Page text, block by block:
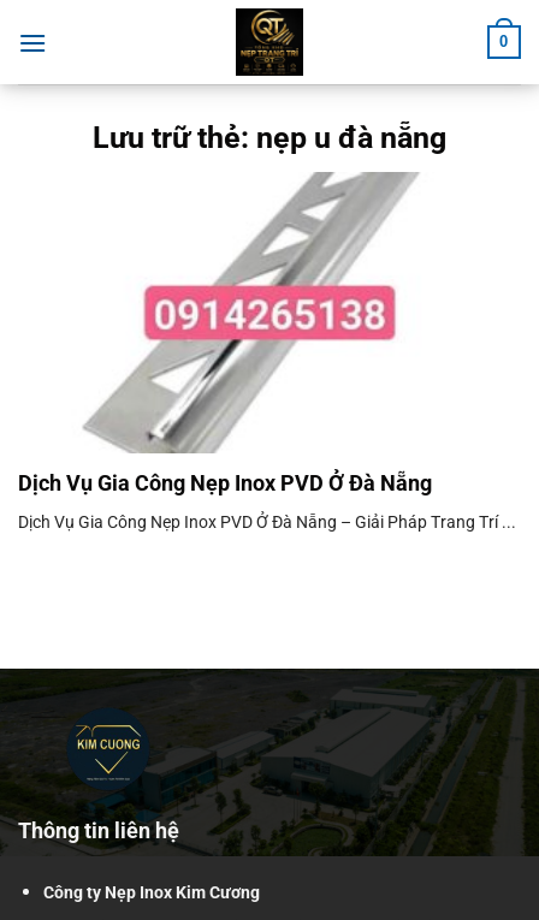
đến
0
Lưu trữ thẻ: nẹp u đà nẵng
Dịch Vụ Gia Công Nẹp Inox PVD Ở Đà Nẵng
Dịch Vụ Gia Công Nẹp Inox PVD Ở Đà Nẵng – Giải Pháp Trang Trí ...
Thông tin liên hệ
Công ty Nẹp Inox Kim Cương